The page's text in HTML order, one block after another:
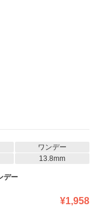
ワンデー
13.8mm
デー
¥1,958